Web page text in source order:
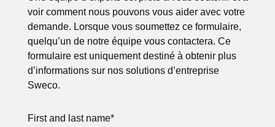
voir comment nous pouvons vous aider avec votre
demande. Lorsque vous soumettez ce formulaire,
quelqu’un de notre équipe vous contactera. Ce
formulaire est uniquement destiné à obtenir plus
d’informations sur nos solutions d’entreprise
Sweco.
First and last name*